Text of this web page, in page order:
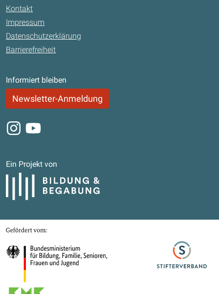
Kontakt
Impressum
Datenschutzerklärung
Barrierefreiheit
Informiert bleiben
Newsletter-Anmeldung
Instagram
Youtube
Ein Projekt von
Bildung und Begabung
Gefördert von
Bundesministerium für Bildung, Familie, Senioren, Frauen und Jugend
Stifterverband
Kultusministerkonferenz